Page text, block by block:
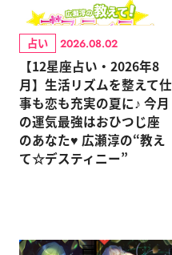
占い 2026.08.02
【12星座占い・2026年8
月】生活リズムを整えて仕
事も恋も充実の夏に♪ 今月
の運気最強はおひつじ座
のあなた♥ 広瀬淳の“教え
て☆デスティニー”